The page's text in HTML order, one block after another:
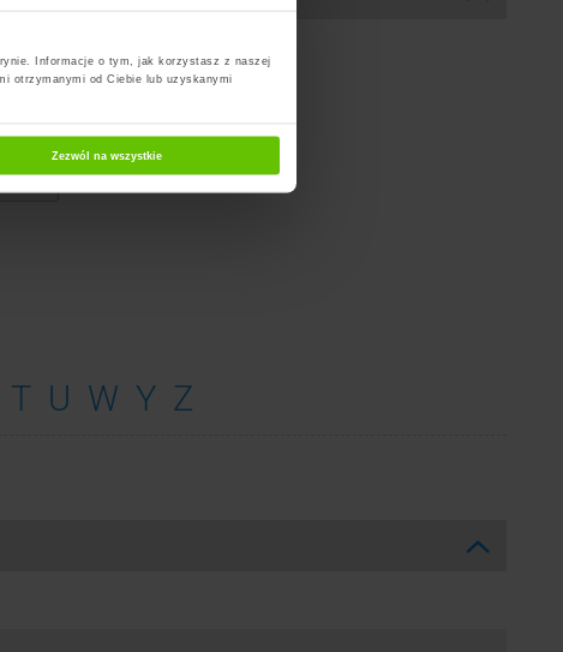
Informacje o tym, jak korzystasz z naszej
otrzymanymi od Ciebie lub uzyskanymi
Zezwól na wszystkie
T U W Y Z